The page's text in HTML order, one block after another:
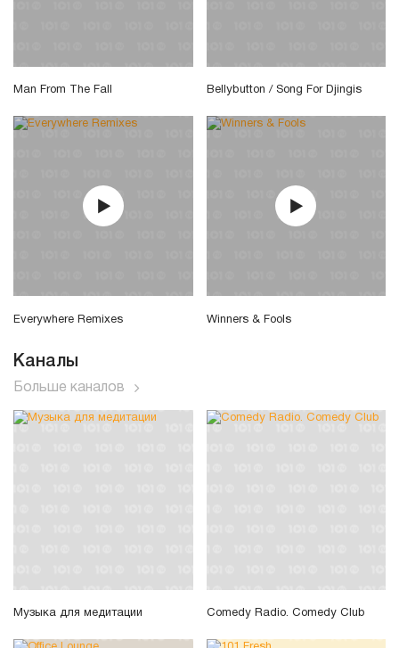
Man From The Fall Bellybutton / Song For Djingis
Everywhere Remixes Winners & Fools
Каналы
Больше каналов
Музыка для медитации Comedy Radio. Comedy Club